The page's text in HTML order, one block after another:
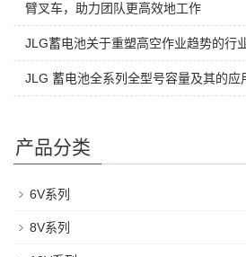
臂叉车，助力团队更高效地工作
JLG蓄电池关于重塑高空作业趋势的行
JLG 蓄电池全系列全型号容量及其的应
产品分类
6V系列
8V系列